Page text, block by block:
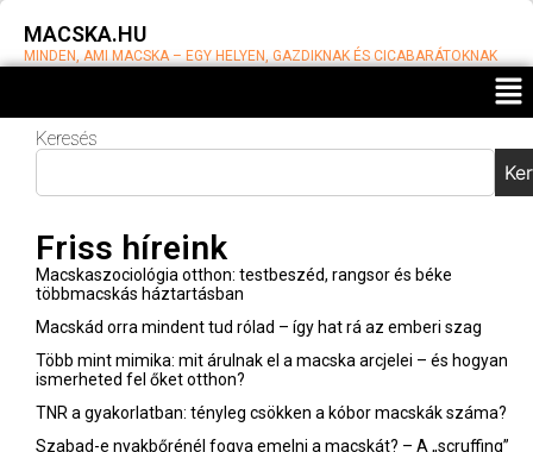
MACSKA.HU
MINDEN, AMI MACSKA – EGY HELYEN, GAZDIKNAK ÉS CICABARÁTOKNAK
Hogyan
macskák a
szűk
réseken? –
Anatómia,
viselkedés
tippek
Barnabás
10-20
Keresés
Friss híreink
Macskaszociológia otthon: testbeszéd, rangsor és béke
többmacskás háztartásban
Macskád orra mindent tud rólad – így hat rá az emberi szag
Több mint mimika: mit árulnak el a macska arcjelei – és hogyan
ismerheted fel őket otthon?
TNR a gyakorlatban: tényleg csökken a kóbor macskák száma?
Szabad-e nyakbőrénél fogva emelni a macskát? – A „scruffing”